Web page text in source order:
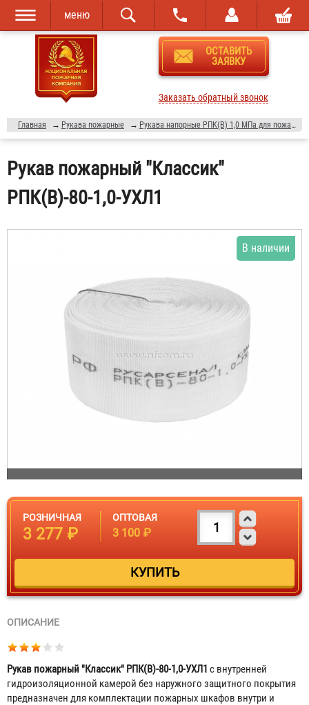
Перейти к
основному
содержанию
Skip to
navigation
меню
ОСТАВИТЬ
ЗАЯВКУ
Заказать обратный звонок
Главная → Рукава пожарные → Рукава напорные РПК(В) 1,0 МПа для пожарных кранов и мотопомп
Рукав пожарный "Классик"
РПК(В)-80-1,0-УХЛ1
В наличии
РОЗНИЧНАЯ
3 277 ₽
ОПТОВАЯ
3 100 ₽
ОПИСАНИЕ
Рукав пожарный "Классик" РПК(В)-80-1,0-УХЛ1 с внутренней
гидроизоляционной камерой без наружного защитного покрытия
предназначен для комплектации пожарных шкафов внутри и